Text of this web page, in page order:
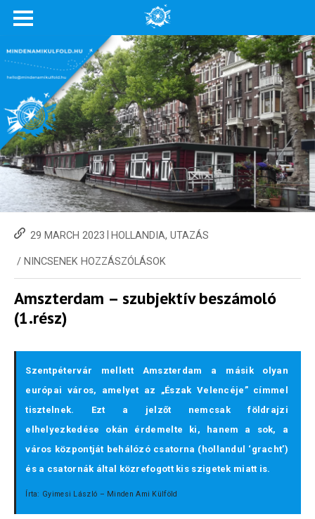
29 MARCH 2023 HOLLANDIA, UTAZÁS
/ NINCSENEK HOZZÁSZÓLÁSOK
Amszterdam – szubjektív beszámoló
(1.rész)
Szentpétervár mellett Amszterdam a másik olyan
európai város, amelyet az „Észak Velencéje” címmel
tisztelnek. Ezt a jelzőt nemcsak földrajzi
elhelyezkedése okán érdemelte ki, hanem a sok, a
város központját behálózó csatorna (hollandul ‘gracht’)
és a csatornák által közrefogott kis szigetek miatt is.
Írta: Gyimesi László – Minden Ami Külföld